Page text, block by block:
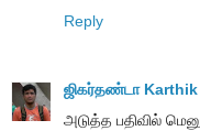
Reply
ஜிகர்தண்டா Karthik
அடுத்த பதிவில்